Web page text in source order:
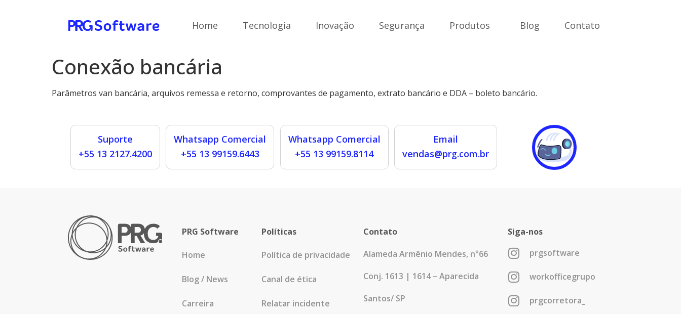
Home Tecnologia Inovação Segurança Produtos Blog Contato
Conexão bancária
Parâmetros van bancária, arquivos remessa e retorno, comprovantes de pagamento, extrato bancário e DDA – boleto bancário.
Suporte
+55 13 2127.4200
Whatsapp Comercial
+55 13 99159.6443
Whatsapp Comercial
+55 13 99159.8114
Email
vendas@prg.com.br
PRG Software
Home
Blog / News
Carreira
Políticas
Política de privacidade
Canal de ética
Relatar incidente
Contato
Alameda Armênio Mendes, n°66
Conj. 1613 | 1614 – Aparecida
Santos/ SP
Siga-nos
prgsoftware
workofficegrupo
prgcorretora_